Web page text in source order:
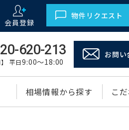
会員登録
物件リクエスト
620-213
】 平日9:00～18:00
お問い
相場情報から探す こ